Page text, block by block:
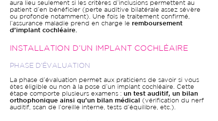
aura lieu seulement si les critères d’inclusions permettent au
patient d’en bénéficier (perte auditive bilatérale assez sévère
ou profonde notamment). Une fois le traitement confirmé,
l’assurance maladie prend en charge le remboursement
d’implant cochléaire.
INSTALLATION D’UN IMPLANT COCHLÉAIRE
PHASE D’ÉVALUATION
La phase d’évaluation permet aux praticiens de savoir si vous
êtes éligible ou non à la pose d’un implant cochléaire. Cette
étape comporte plusieurs examens : un test auditif, un bilan
orthophonique ainsi qu’un bilan médical (vérification du nerf
auditif, scan de l’oreille interne, tests d’équilibre, etc.).